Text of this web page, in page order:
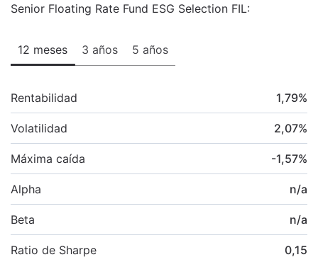
Senior Floating Rate Fund ESG Selection FIL:
12 meses 3 años 5 años
Rentabilidad 1,79%
Volatilidad 2,07%
Máxima caída -1,57%
Alpha n/a
Beta n/a
Ratio de Sharpe 0,15